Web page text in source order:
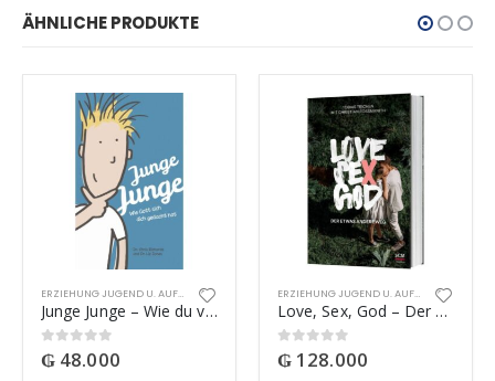
ÄHNLICHE PRODUKTE
ERZIEHUNG JUGEND U. AUFKLÄRUNG
Junge Junge – Wie du von Gott gedacht bist
0out of 5
₲ 48.000
ERZIEHUNG JUGEND U. AUFKLÄRUNG
Love, Sex, God – Der etwas andere Weg
0out of 5
₲ 128.000